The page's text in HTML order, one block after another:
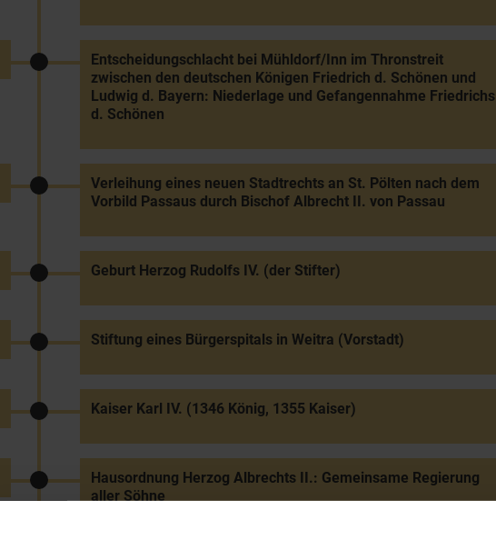
Entscheidungschlacht bei Mühldorf/Inn im Thronstreit
zwischen den deutschen Königen Friedrich d. Schönen und
Ludwig d. Bayern: Niederlage und Gefangennahme Friedrichs
d. Schönen
Verleihung eines neuen Stadtrechts an St. Pölten nach dem
Vorbild Passaus durch Bischof Albrecht II. von Passau
Geburt Herzog Rudolfs IV. (der Stifter)
Stiftung eines Bürgerspitals in Weitra (Vorstadt)
Kaiser Karl IV. (1346 König, 1355 Kaiser)
Hausordnung Herzog Albrechts II.: Gemeinsame Regierung
aller Söhne